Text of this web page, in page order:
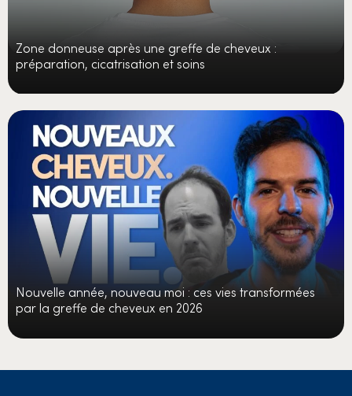
Zone donneuse après une greffe de cheveux :
préparation, cicatrisation et soins
Nouvelle année, nouveau moi : ces vies transformées
par la greffe de cheveux en 2026